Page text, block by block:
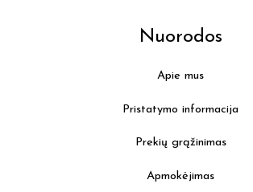
Nuorodos
Apie mus
Pristatymo informacija
Prekių grąžinimas
Apmokėjimas